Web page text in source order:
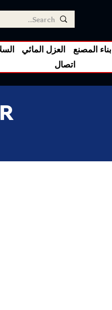
العزل المائي
بناء المصنع
اتصال